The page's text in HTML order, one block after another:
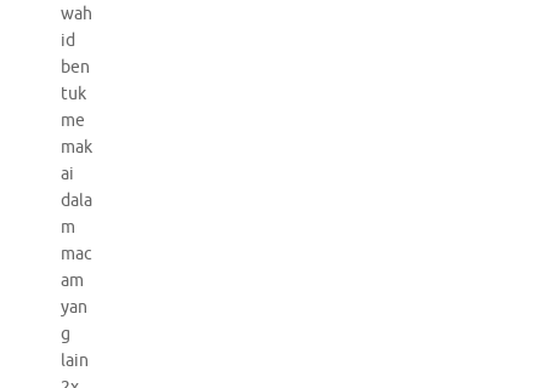
wah
id
ben
tuk
me
mak
ai
dala
m
mac
am
yan
g
lain